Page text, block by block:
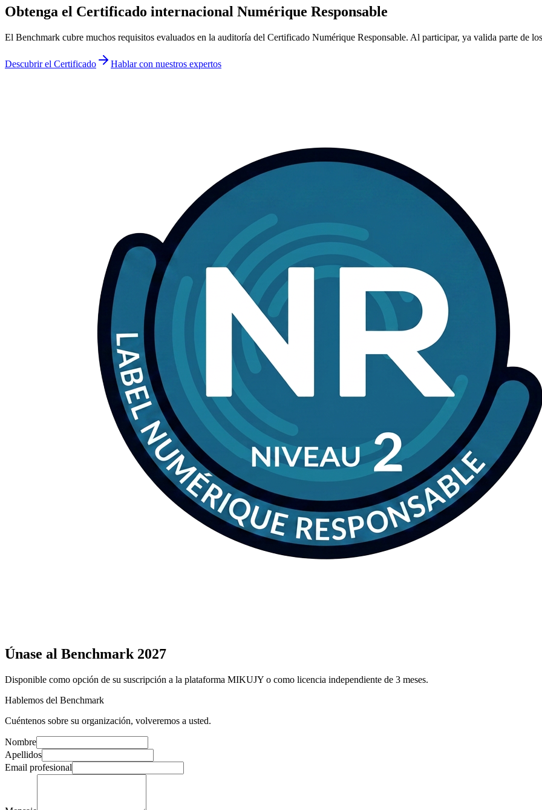
Obtenga el Certificado internacional Numérique Responsable
El Benchmark cubre muchos requisitos evaluados en la auditoría del Certificado Numérique Responsable. Al participar, ya valida parte de
Descubrir el Certificado Hablar con nuestros expertos
Únase al Benchmark 2027
Disponible como opción de su suscripción a la plataforma MIKUJY o como licencia independiente de 3 meses.
Hablemos del Benchmark
Cuéntenos sobre su organización, volveremos a usted.
Nombre
Apellidos
Email profesional